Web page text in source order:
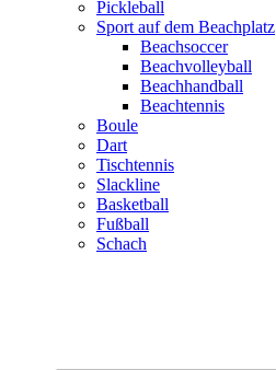
Pickleball
Sport auf dem Beachplatz
Beachsoccer
Beachvolleyball
Beachhandball
Beachtennis
Boule
Dart
Tischtennis
Slackline
Basketball
Fußball
Schach